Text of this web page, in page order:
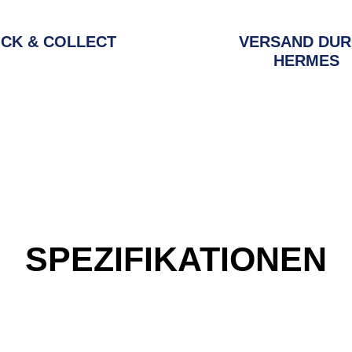
& COLLECT
VERSAND
HERMES
SPEZIFIKATIONEN